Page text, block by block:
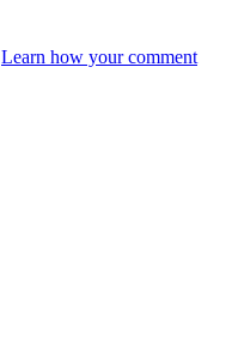
Learn how your comment